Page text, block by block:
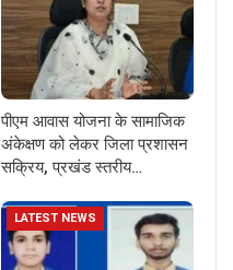
पीएम आवास योजना के सामाजिक
अंकेक्षण को लेकर जिला प्रशासन
सक्रिय, प्रखंड स्तरीय…
LATEST NEWS